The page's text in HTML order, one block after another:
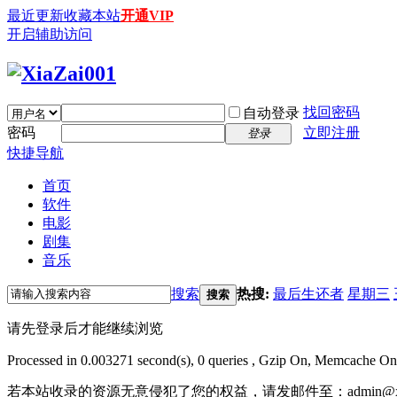
最近更新收藏本站开通VIP
开启辅助访问
自动登录 找回密码
密码
登录
立即注册
快捷导航
首页
软件
电影
剧集
音乐
搜索 搜索 热搜: 最后生还者 星期三
请先登录后才能继续浏览
Processed in 0.003271 second(s), 0 queries , Gzip On, Memcache
若本站收录的资源无意侵犯了您的权益，请发邮件至：